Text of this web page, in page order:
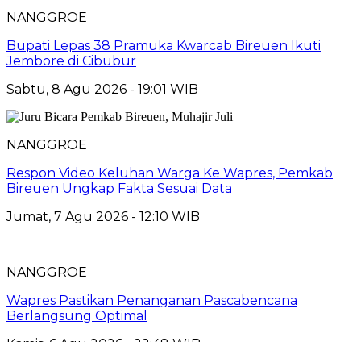
NANGGROE
Bupati Lepas 38 Pramuka Kwarcab Bireuen Ikuti
Jembore di Cibubur
Sabtu, 8 Agu 2026 - 19:01 WIB
NANGGROE
Respon Video Keluhan Warga Ke Wapres, Pemkab
Bireuen Ungkap Fakta Sesuai Data
Jumat, 7 Agu 2026 - 12:10 WIB
NANGGROE
Wapres Pastikan Penanganan Pascabencana
Berlangsung Optimal